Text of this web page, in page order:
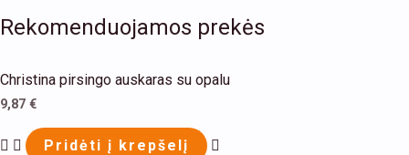
Rekomenduojamos prekės
Christina pirsingo auskaras su opalu
9,87 €
Pridėti į krepšelį